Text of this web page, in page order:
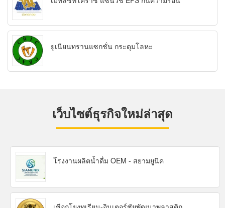
ยูเนียนทรานแซกชั่น กระดุมโลหะ
เว็บไซต์ธุรกิจใหม่ล่าสุด
โรงงานผลิตน้ำดื่ม OEM - สยามยูนิค